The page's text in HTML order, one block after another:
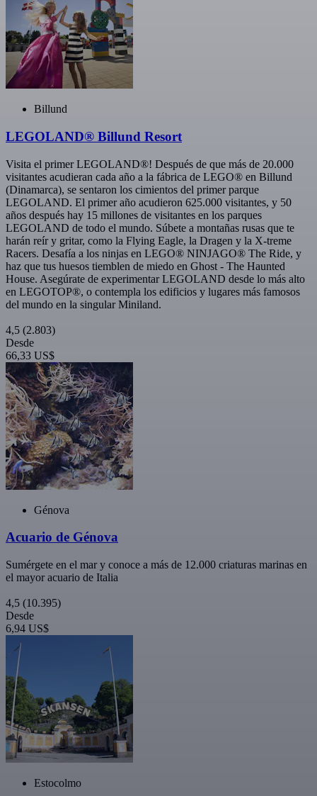
Billund
LEGOLAND® Billund Resort
Visita el primer LEGOLAND®! Después de que más de 20.000
visitantes acudieran cada año a la fábrica de LEGO® en Billund
(Dinamarca), se sentaron los cimientos del primer parque
LEGOLAND. El primer año acudieron 625.000 visitantes, y 50
años después hay 15 millones de visitantes en los parques
LEGOLAND de todo el mundo. Súbete a montañas rusas que te
harán reír y gritar, como la Flying Eagle, la Dragen y la X-treme
Racers. Desafía a los ninjas en LEGO® NINJAGO® The Ride, y
haz que tus huesos tiemblen de miedo en Ghost - The Haunted
House. Asegúrate de experimentar LEGOLAND desde lo más alto
en LEGOTOP®, o contempla los edificios y lugares más famosos
del mundo en la singular Miniland.
4,5 (2.803)
Desde
66,33 US$
Génova
Acuario de Génova
Sumérgete en el mar y conoce a más de 12.000 criaturas marinas en
el mayor acuario de Italia
4,5 (10.395)
Desde
6,94 US$
Estocolmo